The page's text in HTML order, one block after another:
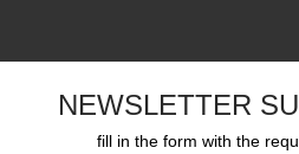
HARRY BENSON THE
18 novembre 1998 - 6 dicembre
NEWSLETTER
fill in the form with the